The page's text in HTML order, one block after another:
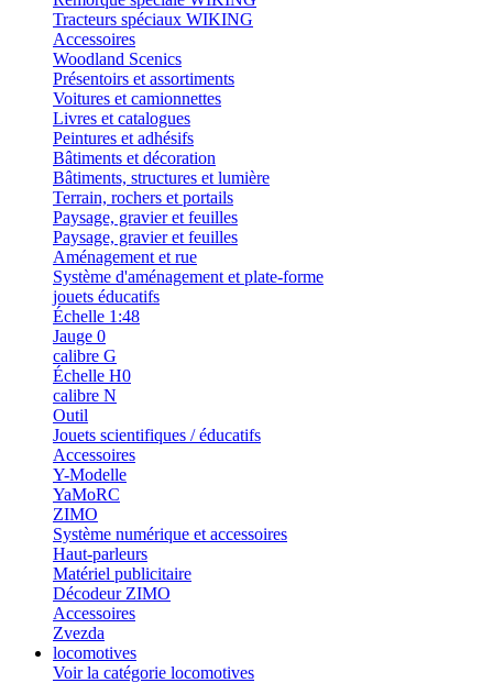
Tracteurs spéciaux WIKING
Accessoires
Woodland Scenics
Présentoirs et assortiments
Voitures et camionnettes
Livres et catalogues
Peintures et adhésifs
Bâtiments et décoration
Bâtiments, structures et lumière
Terrain, rochers et portails
Paysage, gravier et feuilles
Paysage, gravier et feuilles
Aménagement et rue
Système d'aménagement et plate-forme
jouets éducatifs
Échelle 1:48
Jauge 0
calibre G
Échelle H0
calibre N
Outil
Jouets scientifiques / éducatifs
Accessoires
Y-Modelle
YaMoRC
ZIMO
Système numérique et accessoires
Haut-parleurs
Matériel publicitaire
Décodeur ZIMO
Accessoires
Zvezda
locomotives
Voir la catégorie locomotives